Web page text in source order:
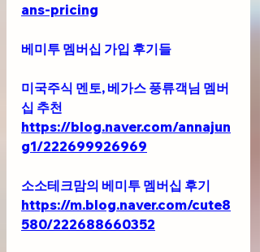
ans-pricing
베미투 멤버십 가입 후기들
미국주식 멘토, 베가스 풍류객님 멤버
십 추천
https://blog.naver.com/annajun
g1/222699926969
소소테크맘의 베미투 멤버십 후기
https://m.blog.naver.com/cute8
580/222688660352